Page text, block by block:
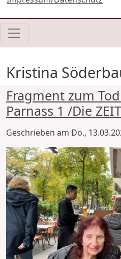
Kristina
Fragment zum
Parnass 1 /Die ZEIT
Geschrieben am Do.,